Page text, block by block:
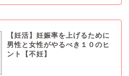
【妊活】妊娠率を上げるために
男性と女性がやるべき１０のヒ
ント【不妊】
大学院
プログラミング